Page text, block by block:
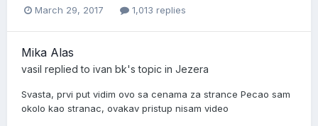
March 29, 2017 1,013 replies
Mika Alas
vasil replied to ivan bk's topic in Jezera
Svasta, prvi put vidim ovo sa cenama za strance Pecao sam
okolo kao stranac, ovakav pristup nisam video